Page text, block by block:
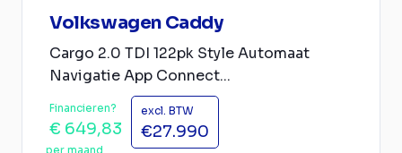
Volkswagen Caddy
Cargo 2.0 TDI 122pk Style Automaat
Navigatie App Connect...
Financieren?
€ 649,83
per maand
excl. BTW
€27.990